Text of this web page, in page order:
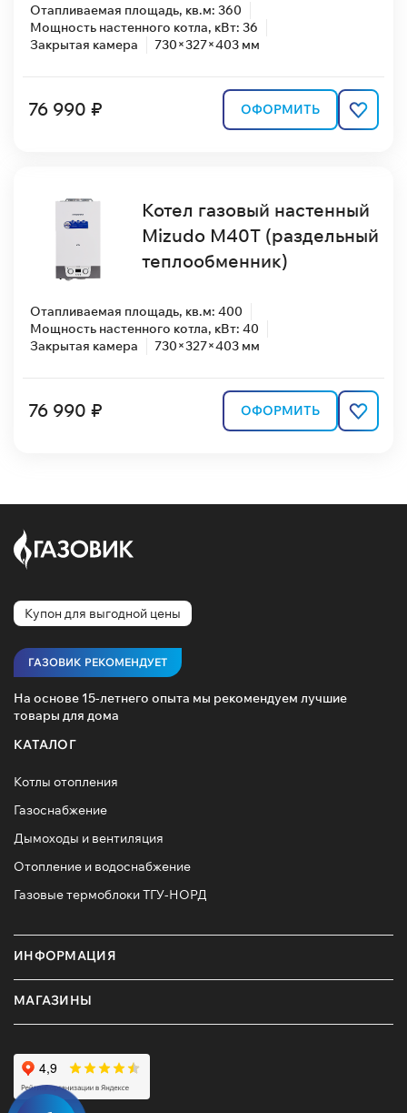
Отапливаемая площадь, кв.м: 360
Мощность настенного котла, кВт: 36
Закрытая камера
730×327×403 мм
76 990 ₽ ОФОРМИТЬ
Котел газовый настенный
Mizudo M40T (раздельный
теплообменник)
Отапливаемая площадь, кв.м: 400
Мощность настенного котла, кВт: 40
Закрытая камера
730×327×403 мм
76 990 ₽ ОФОРМИТЬ
Купон для выгодной цены
ГАЗОВИК РЕКОМЕНДУЕТ
На основе 15-летнего опыта мы рекомендуем лучшие
товары для дома
КАТАЛОГ
Котлы отопления
Газоснабжение
Дымоходы и вентиляция
Отопление и водоснабжение
Газовые термоблоки ТГУ-НОРД
ИНФОРМАЦИЯ
МАГАЗИНЫ